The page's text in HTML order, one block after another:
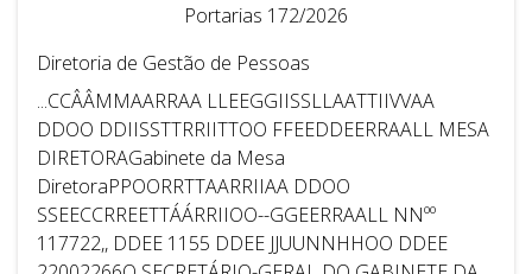
Portarias 172/2026
Diretoria de Gestão de Pessoas
...CCÂÂMMAARRAA LLEEGGIISSLLAATTIIVVAA
DDOO DDIISSTTRRIITTOO FFEEDDEERRAALL MESA
DIRETORAGabinete da Mesa
DiretoraPPOORRTTAARRIIAA DDOO
SSEECCRREETTÁÁRRIIOO--GGEERRAALL NNºº
117722,, DDEE 1155 DDEE JJUUNNHHOO DDEE